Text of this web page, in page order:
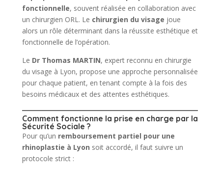
fonctionnelle, souvent réalisée en collaboration avec
un chirurgien ORL. Le chirurgien du visage joue
alors un rôle déterminant dans la réussite esthétique et
fonctionnelle de l’opération.
Le Dr Thomas MARTIN, expert reconnu en chirurgie
du visage à Lyon, propose une approche personnalisée
pour chaque patient, en tenant compte à la fois des
besoins médicaux et des attentes esthétiques.
Comment fonctionne la prise en charge par la
Sécurité Sociale ?
Pour qu’un remboursement partiel pour une
rhinoplastie à Lyon soit accordé, il faut suivre un
protocole strict :